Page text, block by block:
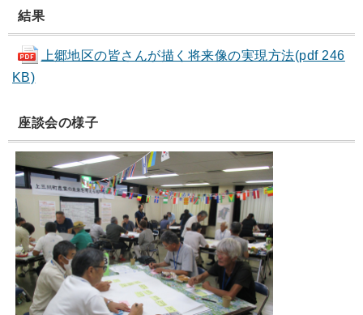
結果
上郷地区の皆さんが描く将来像の実現方法(pdf 246
KB)
座談会の様子